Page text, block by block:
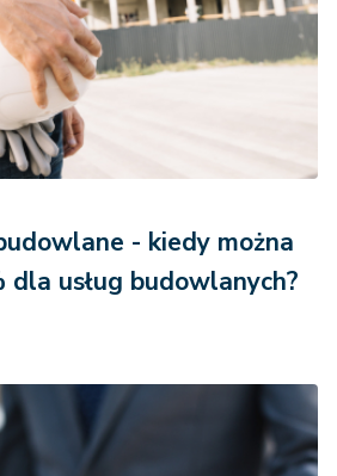
- kiedy można
dla usług budowlanych?